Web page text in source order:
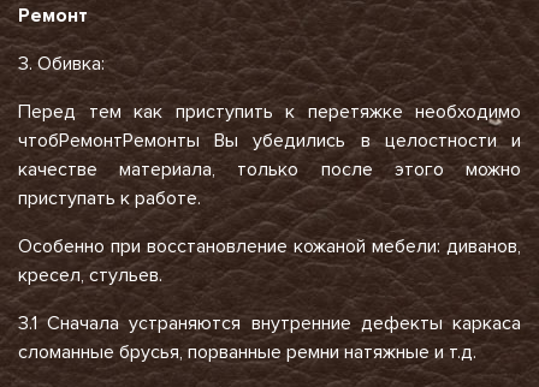
Ремонт
3. Обивка:
Перед тем как приступить к перетяжке необходимо
чтобРемонтРемонты Вы убедились в целостности и
качестве материала, только после этого можно
приступать к работе.
Особенно при восстановление кожаной мебели: диванов,
кресел, стульев.
3.1 Сначала устраняются внутренние дефекты каркаса
сломанные брусья, порванные ремни натяжные и т.д.